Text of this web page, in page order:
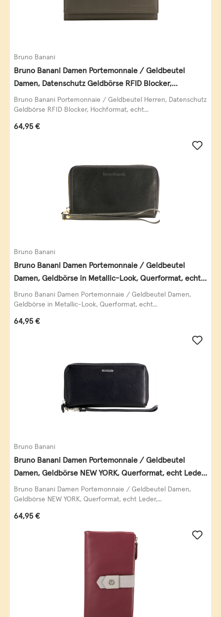
Bruno Banani
Bruno Banani Damen Portemonnaie / Geldbeutel
Damen, Datenschutz Geldbörse RFID Blocker,
Querformat, echt Leder, taupe
Bruno Banani Portemonnaie / Geldbeutel Herren, Datenschutz
Geldbörse RFID Blocker, Hochformat, echt...
Regulärer Preis:
64,95 €
Bruno Banani
Bruno Banani Damen Portemonnaie / Geldbeutel
Damen, Geldbörse in Metallic-Look, Querformat, echt
Leder, schwarz-gold
Bruno Banani Damen Portemonnaie / Geldbeutel Damen,
Geldbörse in Metallic-Look, Querformat, echt...
Regulärer Preis:
64,95 €
Bruno Banani
Bruno Banani Damen Portemonnaie / Geldbeutel
Damen, Geldbörse NEW YORK, Querformat, echt Leder,
schwarz
Bruno Banani Damen Portemonnaie / Geldbeutel Damen,
Geldbörse NEW YORK, Querformat, echt Leder,...
Regulärer Preis:
64,95 €